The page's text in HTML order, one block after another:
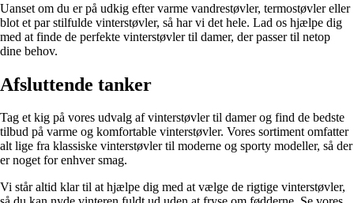
Uanset om du er på udkig efter varme vandrestøvler, termostøvler eller
blot et par stilfulde vinterstøvler, så har vi det hele. Lad os hjælpe dig
med at finde de perfekte vinterstøvler til damer, der passer til netop
dine behov.
Afsluttende tanker
Tag et kig på vores udvalg af vinterstøvler til damer og find de bedste
tilbud på varme og komfortable vinterstøvler. Vores sortiment omfatter
alt lige fra klassiske vinterstøvler til moderne og sporty modeller, så der
er noget for enhver smag.
Vi står altid klar til at hjælpe dig med at vælge de rigtige vinterstøvler,